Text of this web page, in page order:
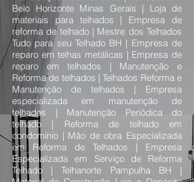
Belo Horizonte Minas Gerais | Loja de
materiais para telhados | Empresa de
reforma de telhado | Mestre dos Telhados
Tudo para seu Telhado BH | Empresa de
reparo em telhas metálicas | Empresa de
reparo em telhados | Manutenção e
Reforma de telhados | Telhados Reforma e
Manutenção de telhados | Empresa
especializada em manutenção de
telhados | Manutenção Periódica do
telhado | Reforma de telhado em
condomínio | Mão de obra Especializada
em Reforma de Telhados | Empresa
Especializada em Serviço de Reforma
Telhado | Telhanorte Pampulha BH |